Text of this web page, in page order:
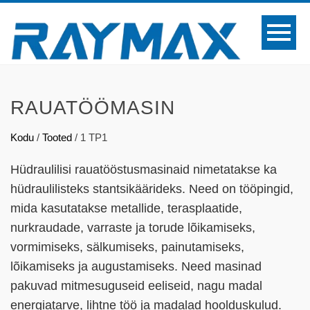
RAUATÖÖMASIN
Kodu / Tooted / 1 TP1
Hüdraulilisi rauatööstusmasinaid nimetatakse ka
hüdraulilisteks stantsikäärideks. Need on tööpingid,
mida kasutatakse metallide, terasplaatide,
nurkraudade, varraste ja torude lõikamiseks,
vormimiseks, sälkumiseks, painutamiseks,
lõikamiseks ja augustamiseks. Need masinad
pakuvad mitmesuguseid eeliseid, nagu madal
energiatarve, lihtne töö ja madalad hoolduskulud.